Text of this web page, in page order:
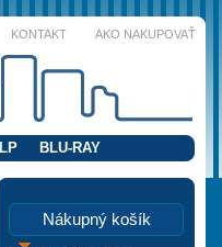
KONTAKT AKO NAKUPOVAŤ
LP BLU-RAY
Nákupný košík